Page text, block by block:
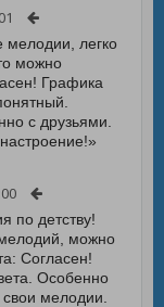
мелодии, легко
можно
Графика
с друзьями.
по детству!
можно
Согласен!
Особенно
мелодии.